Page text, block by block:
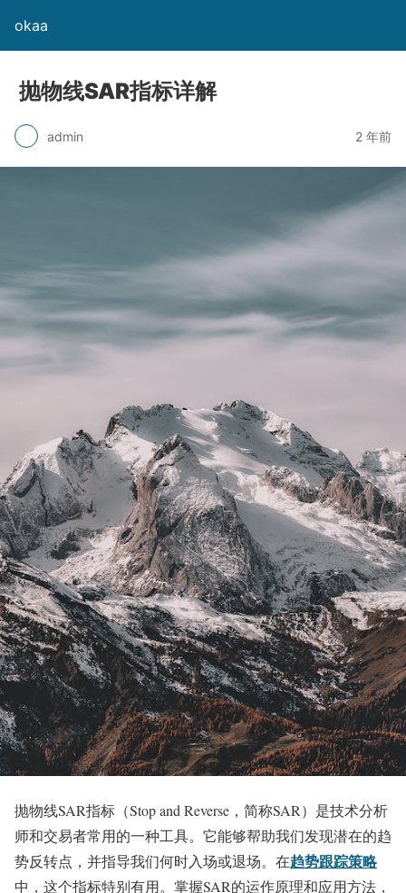
okaa
抛物线SAR指标详解
admin 2 年前
抛物线SAR指标（Stop and Reverse，简称SAR）是技术分析
师和交易者常用的一种工具。它能够帮助我们发现潜在的趋
势反转点，并指导我们何时入场或退场。在趋势跟踪策略
中，这个指标特别有用。掌握SAR的运作原理和应用方法，